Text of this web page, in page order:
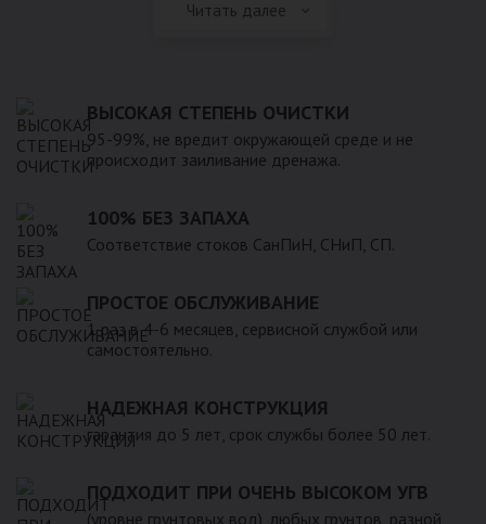
Читать далее
ВЫСОКАЯ СТЕПЕНЬ ОЧИСТКИ
95-99%, не вредит окружающей среде и не
происходит заиливание дренажа.
100% БЕЗ ЗАПАХА
Соответствие стоков СанПиН, СНиП, СП.
ПРОСТОЕ ОБСЛУЖИВАНИЕ
1 раз в 4-6 месяцев, сервисной службой или
самостоятельно.
НАДЕЖНАЯ КОНСТРУКЦИЯ
гарантия до 5 лет, срок службы более 50 лет.
ПОДХОДИТ ПРИ ОЧЕНЬ ВЫСОКОМ УГВ
(уровне грунтовых вод), любых грунтов, разной